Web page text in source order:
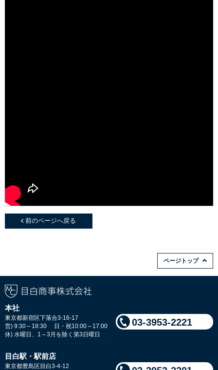
前のページへ戻る
ページトップ
本社
東京都新宿区下落合3-16-17
営) 9:30～18:30 日・祝10:00～17:00
休) 水曜日、1～3月を除く第3日曜日
03-3953-2221
目白駅・駅前店
東京都豊島区目白3-4-12